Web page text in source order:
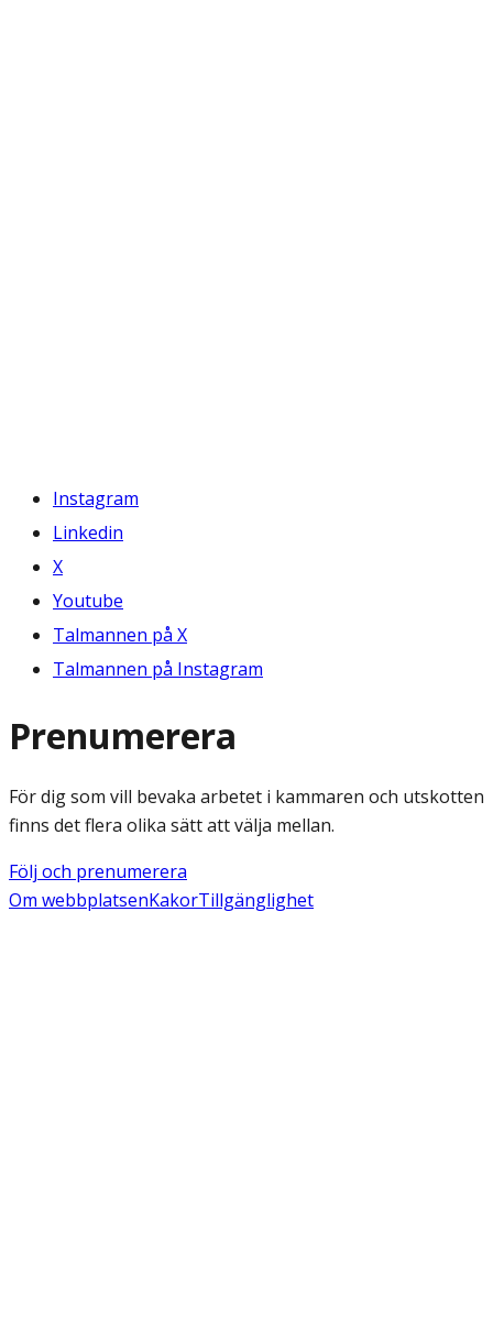
Instagram
Linkedin
X
Youtube
Talmannen på X
Talmannen på Instagram
Prenumerera
För dig som vill bevaka arbetet i kammaren och utskotten
finns det flera olika sätt att välja mellan.
Följ och prenumerera
Om webbplatsenKakorTillgänglighet